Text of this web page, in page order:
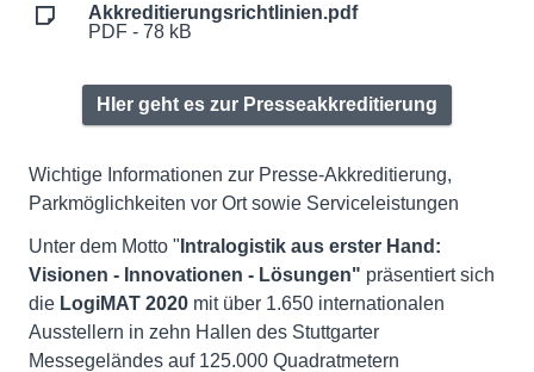
Akkreditierungsrichtlinien.pdf
PDF - 78 kB
HIer geht es zur Presseakkreditierung
Wichtige Informationen zur Presse-Akkreditierung,
Parkmöglichkeiten vor Ort sowie Serviceleistungen
Unter dem Motto " Intralogistik aus erster Hand:
Visionen - Innovationen - Lösungen" präsentiert sich
die LogiMAT 2020 mit über 1.650 internationalen
Ausstellern in zehn Hallen des Stuttgarter
Messegeländes auf 125.000 Quadratmetern